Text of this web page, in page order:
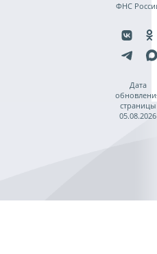
ФНС
Дата
страницы
05.08.2026